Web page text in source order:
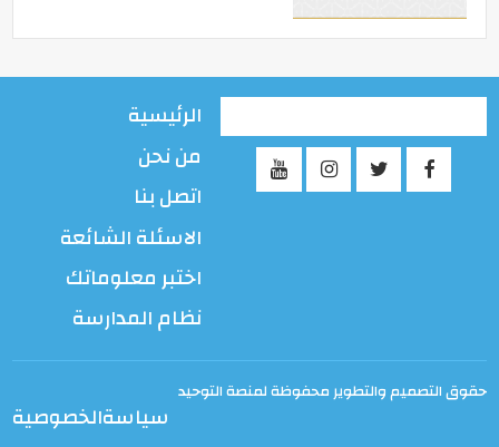
الرئيسية
من نحن
اتصل بنا
الاسئلة الشائعة
اختبر معلوماتك
نظام المدارسة
حقوق التصميم والتطوير محفوظة لمنصة التوحيد
سياسةالخصوصية